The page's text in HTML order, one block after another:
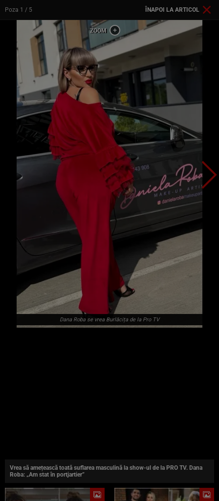
Poza 1 / 5 ÎNAPOI LA ARTICOL
Dana Roba se vrea Burlăcița de la Pro TV
Vrea să amețească toată suflarea masculină la show-ul de la PRO TV. Dana
Roba: „Am stat în portjartier”